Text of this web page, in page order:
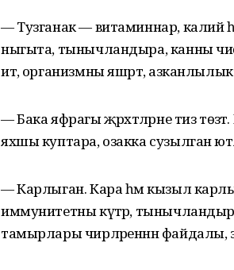
— Тузганак — витаминнар, калий
ныгыта, тынычландыра, канны
итә, организмны яшәртә,
— Бака яфрагы җәрәхәтләрне тиз
яхшы куптара, озакка сузылган
— Карлыган. Кара һәм кызыл
иммунитетны күтәрә,
тамырлары чирләреннән файдалы,